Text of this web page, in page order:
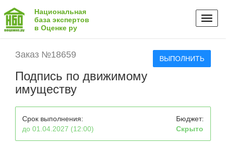
Национальная
база экспертов
в Оценке ру
Заказ №18659 ВЫПОЛНИТЬ
Подпись по движимому
имуществу
Срок выполнения:
до 01.04.2027 (12:00)
Бюджет:
Скрыто